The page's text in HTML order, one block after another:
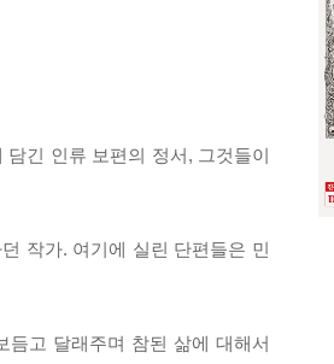
긴 인류 보편의 정서, 그것들이
작가. 여기에 실린 단편들은 민
듬고 달래주며 참된 삶에 대해서